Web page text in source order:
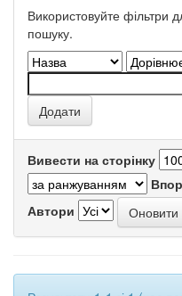
Використовуйте фільтри
пошуку.
Вивести на сторінку
Автори